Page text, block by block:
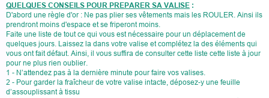
QUELQUES CONSEILS POUR PREPARER SA VALISE :
D'abord une règle d'or : Ne pas plier ses vêtements mais les ROULER. Ainsi ils
prendront moins d'espace et se friperont moins.
Faite une liste de tout ce qui vous est nécessaire pour un déplacement de
quelques jours. Laissez la dans votre valise et complétez la des éléments qui
vous ont fait défaut. Ainsi, il vous suffira de consulter cette liste cette liste à jour
pour ne plus rien oublier.
1 - N’attendez pas à la dernière minute pour faire vos valises.
2 - Pour garder la fraîcheur de votre valise intacte, déposez-y une feuille
d’assouplissant à tissu